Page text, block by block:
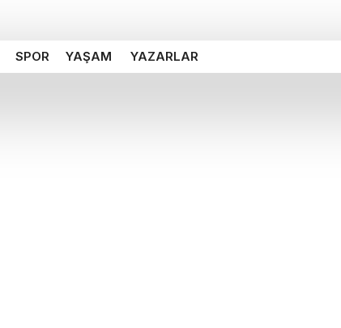
SPOR YAŞAM YAZARLAR